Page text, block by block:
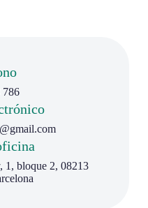
786
1, bloque 2, 08213